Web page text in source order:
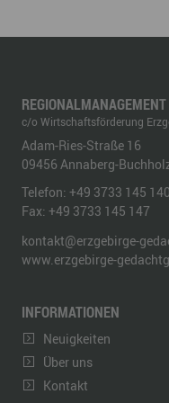
c/o Wirtschaftsförderung
Adam-Ries-Straße 16
09456 Annaberg-
Telefon: +49 3733 145 140
Fax: +49 3733 145 147
kontakt@erzgebirge-
www.erzgebirge-
INFORMATIONEN
Neuigkeiten
Über uns
Kontakt